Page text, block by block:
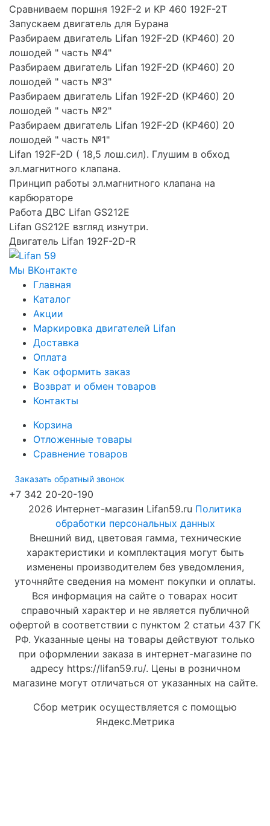
Сравниваем поршня 192F-2 и KP 460 192F-2T
Запускаем двигатель для Бурана
Разбираем двигатель Lifan 192F-2D (KP460) 20
лошодей " часть №4"
Разбираем двигатель Lifan 192F-2D (KP460) 20
лошодей " часть №3"
Разбираем двигатель Lifan 192F-2D (KP460) 20
лошодей " часть №2"
Разбираем двигатель Lifan 192F-2D (KP460) 20
лошодей " часть №1"
Lifan 192F-2D ( 18,5 лош.сил). Глушим в обход
эл.магнитного клапана.
Принцип работы эл.магнитного клапана на
карбюраторе
Работа ДВС Lifan GS212E
Lifan GS212E взгляд изнутри.
Двигатель Lifan 192F-2D-R
Мы ВКонтакте
Главная
Каталог
Акции
Маркировка двигателей Lifan
Доставка
Оплата
Как оформить заказ
Возврат и обмен товаров
Контакты
Корзина
Отложенные товары
Сравнение товаров
Заказать обратный звонок
+7 342 20-20-190
2026 Интернет-магазин Lifan59.ru Политика
обработки персональных данных
Внешний вид, цветовая гамма, технические
характеристики и комплектация могут быть
изменены производителем без уведомления,
уточняйте сведения на момент покупки и оплаты.
Вся информация на сайте о товарах носит
справочный характер и не является публичной
офертой в соответствии с пунктом 2 статьи 437 ГК
РФ. Указанные цены на товары действуют только
при оформлении заказа в интернет-магазине по
адресу https://lifan59.ru/. Цены в розничном
магазине могут отличаться от указанных на сайте.
Сбор метрик осуществляется с помощью
Яндекс.Метрика